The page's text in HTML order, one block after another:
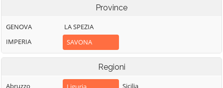
Province
GENOVA
IMPERIA
LA SPEZIA
SAVONA
Regioni
Abruzzo
Sicilia